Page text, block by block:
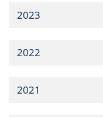
2023
2022
2021